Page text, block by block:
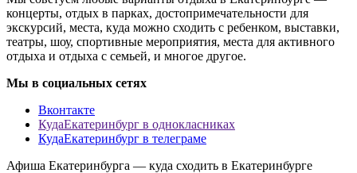
концерты, отдых в парках, достопримечательности для
экскурсий, места, куда можно сходить с ребенком, выставки,
театры, шоу, спортивные мероприятия, места для активного
отдыха и отдыха с семьей, и многое другое.
Мы в социальных сетях
Вконтакте
КудаЕкатеринбург в однокласниках
КудаЕкатеринбург в телеграме
Афиша Екатеринбурга — куда сходить в Екатеринбурге